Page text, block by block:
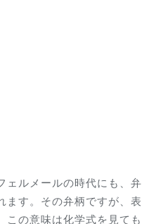
ルメールの時代にも、弁
ます。その弁柄ですが、表
の意味は化学式を見ても